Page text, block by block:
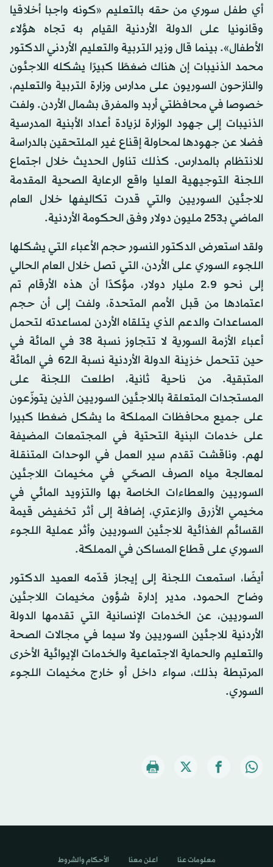
أي طفل سوري من حقه بالتعليم «كونه واجبا أخلاقيا
وقانونيا على الدولة الأردنية القيام به تجاه هؤلاء
الأطفال». بينما قال وزير التربية والتعليم الأردني الدكتور
محمد الذنيبات إن هناك ضغطًا كبيرًا يشكله اللاجئون
والنازحون السوريون على مدارس وزارة التربية والتعليم،
خصوصا في محافظتي أربد والمفرق بشمال الأردن. ولفت
الذنيبات إلى جهود الوزارة لزيادة أعداد الأبنية المدرسية
فضلا عن جهودها لمحاولة إقناع غير الملتحقين بالدراسة
للانتظام بالمدارس. كذلك تناول الحديث خلال اجتماع
اللجنة التوجيهية العليا واقع الرعاية الصحية المقدمة
للاجئين السوريين والتي قدرت تكاليفها خلال العام
الماضي بـ253 مليون دولار وفق الحكومة الأردنية.
ولقد استعرض الدكتور النسور حجم الأعباء التي يشكلها
اللجوء السوري على الأردن، التي تصل خلال العام الحالي
إلى نحو 9.‏2 مليار دولار، مؤكدًا أن هذه الأرقام تم
اعتمادها من قبل الأمم المتحدة، ولفت إلى أن حجم
المساعدات والدعم الذي يتلقاه الأردن لمساعدته لتحمل
أعباء الأزمة السورية لا تتجاوز نسبة 38 في المائة في
حين تتحمل خزينة الدولة الأردنية نسبة الـ62 في المائة
المتبقية. من ناحية ثانية، اطلعت اللجنة على
المستجدات المتعلقة باللاجئين السوريين الذين يتوزّعون
على جميع محافظات المملكة ما يشكل ضغطا كبيرا
على خدمات البنية التحتية في المجتمعات المضيفة
لهم. وناقشت تقدم سير العمل في الوحدات المتنقلة
لمعالجة مياه الصرف الصحّي في مخيمات اللاجئين
السوريين والعطاءات الخاصة بها والتزويد المائي في
مخيمي الأزرق والزعتري، إضافة إلى أثر تخفيض قيمة
القسائم الغذائية للاجئين السوريين وأثر عملية اللجوء
السوري على قطاع المساكن في المملكة.
أيضًا، استمعت اللجنة إلى إيجاز قدّمه العميد الدكتور
وضاح الحمود، مدير إدارة شؤون مخيمات اللاجئين
السوريين، عن الخدمات الإنسانية التي تقدمها الدولة
الأردنية للاجئين السوريين ولا سيما في مجالات الصحة
والتعليم والحماية الاجتماعية والخدمات الإيوائية الأخرى
المرتبطة بذلك، سواء داخل أو خارج مخيمات اللجوء
السوري.
معلومات عنا اعلن معنا الأحكام والشروط